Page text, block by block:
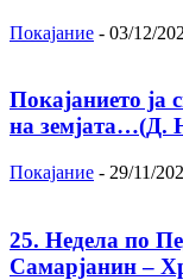
Покајание - 03/12/
Покајанието ја
на земјата…(Д.
Покајание - 29/11/
25. Недела по
Самарјанин –